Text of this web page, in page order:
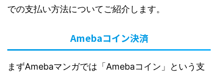
での支払い方法についてご紹介します。
Amebaコイン決済
まずAmebaマンガでは「Amebaコイン」という支